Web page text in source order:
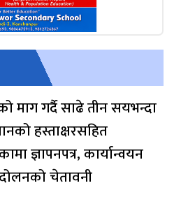
माग गर्दै साढे तीन सयभन्दा
हस्ताक्षरसहित
ज्ञापनपत्र, कार्यान्वयन
चेतावनी